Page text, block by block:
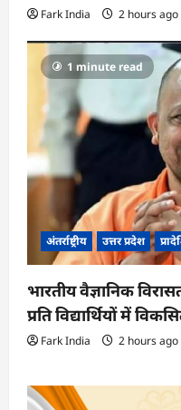
Fark India 2 hours ago
1 minute read
अंतर्राष्ट्रीय उत्तर प्रदेश
भारतीय वैज्ञानिक
प्रति विद्यार्थियों में
Fark India 2 hours ago